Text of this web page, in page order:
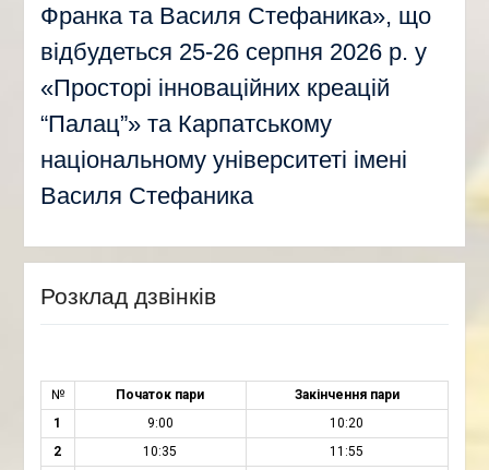
Франка та Василя Стефаника», що
відбудеться 25-26 серпня 2026 р. у
«Просторі інноваційних креацій
“Палац”» та Карпатському
національному університеті імені
Василя Стефаника
Розклад дзвінків
№ Початок пари
Закінчення пари
1
9:00
10:20
2
10:35
11:55